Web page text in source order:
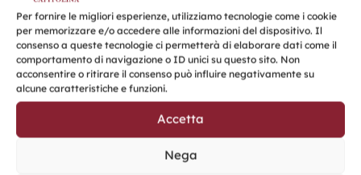
Per fornire le migliori esperienze, utilizziamo tecnologie come i cookie
per memorizzare e/o accedere alle informazioni del dispositivo. Il
consenso a queste tecnologie ci permetterà di elaborare dati come il
comportamento di navigazione o ID unici su questo sito. Non
acconsentire o ritirare il consenso può influire negativamente su
alcune caratteristiche e funzioni.
Accetta
Nega
YATCH